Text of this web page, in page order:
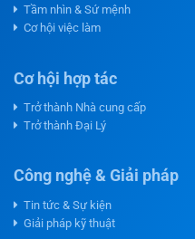
Tầm nhìn & Sứ mệnh
Cơ hội việc làm
Cơ hội hợp tác
Trở thành Nhà cung cấp
Trở thành Đại Lý
Công nghệ & Giải pháp
Tin tức & Sự kiện
Giải pháp kỹ thuật